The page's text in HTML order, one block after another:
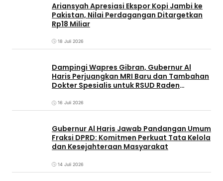
Ariansyah Apresiasi Ekspor Kopi Jambi ke
Pakistan, Nilai Perdagangan Ditargetkan
Rp18 Miliar
18 Juli 2026
Dampingi Wapres Gibran, Gubernur Al
Haris Perjuangkan MRI Baru dan Tambahan
Dokter Spesialis untuk RSUD Raden
16 Juli 2026
Gubernur Al Haris Jawab Pandangan Umum
Fraksi DPRD: Komitmen Perkuat Tata Kelola
dan Kesejahteraan Masyarakat
14 Juli 2026